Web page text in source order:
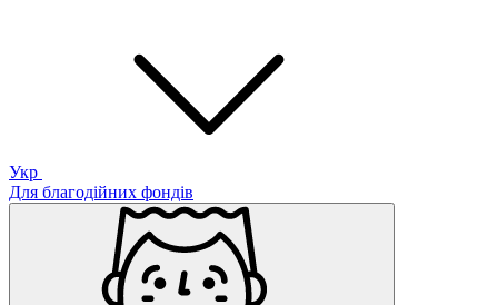
Укр
Для благодійних фондів